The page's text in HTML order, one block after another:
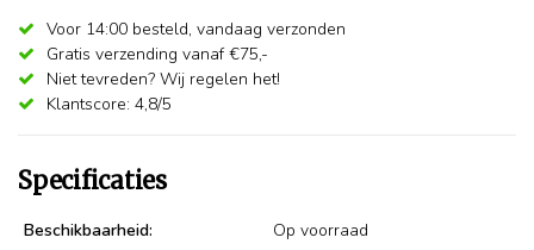
Voor 14:00 besteld, vandaag verzonden
Gratis verzending vanaf €75,-
Niet tevreden? Wij regelen het!
Klantscore: 4,8/5
Specificaties
Beschikbaarheid: Op voorraad